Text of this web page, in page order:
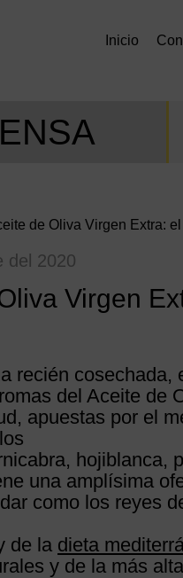
Inicio
de Oliva Virgen Extra:
del 2020
Virgen
recién
del Aceite de
apuestas por el
hojiblanca,
una amplísima
como los reyes
de la dieta
y de la más